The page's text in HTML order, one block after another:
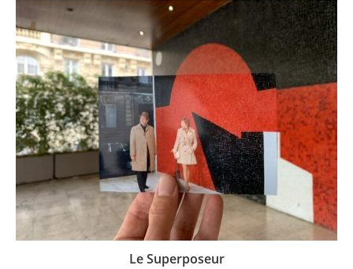
Le Superposeur